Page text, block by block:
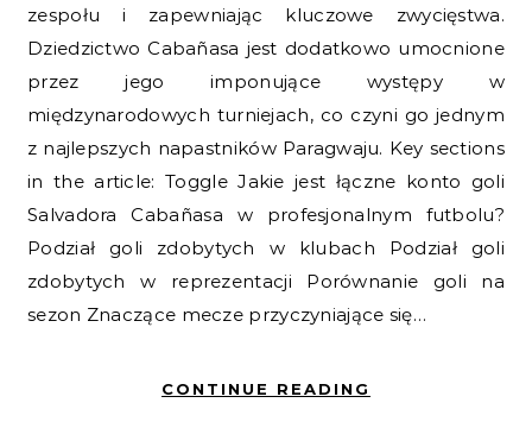
zespołu i zapewniając kluczowe zwycięstwa.
Dziedzictwo Cabañasa jest dodatkowo umocnione
przez jego imponujące występy w
międzynarodowych turniejach, co czyni go jednym
z najlepszych napastników Paragwaju. Key sections
in the article: Toggle Jakie jest łączne konto goli
Salvadora Cabañasa w profesjonalnym futbolu?
Podział goli zdobytych w klubach Podział goli
zdobytych w reprezentacji Porównanie goli na
sezon Znaczące mecze przyczyniające się…
CONTINUE READING